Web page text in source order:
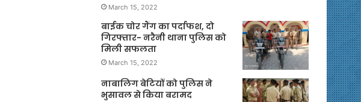
March 15, 2022
बाईक चोर गैंग का पर्दाफश, दो
गिरफ्तार- नरैनी थाना पुलिस को
मिली सफलता
March 15, 2022
नाबालिग बेटियों को पुलिस ने
भुसावल से किया बरामद